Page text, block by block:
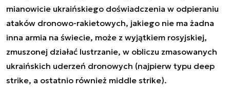
mianowicie ukraińskiego doświadczenia w odpieraniu
ataków dronowo-rakietowych, jakiego nie ma żadna
inna armia na świecie, może z wyjątkiem rosyjskiej,
zmuszonej działać lustrzanie, w obliczu zmasowanych
ukraińskich uderzeń dronowych (najpierw typu deep
strike, a ostatnio również middle strike).